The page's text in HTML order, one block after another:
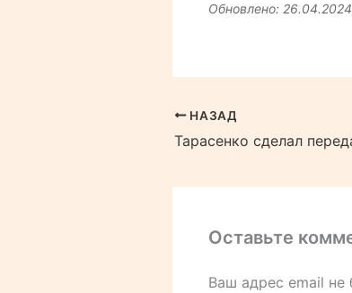
Обновлено:
НАЗАД
Оставьте
Ваш адрес email не